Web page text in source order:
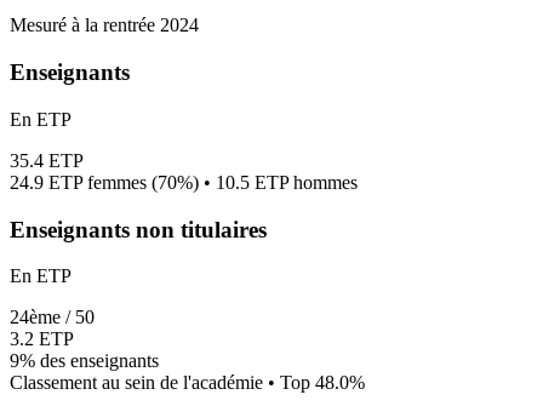
Mesuré à la rentrée 2024
Enseignants
En ETP
35.4 ETP
24.9 ETP femmes (70%) • 10.5 ETP hommes
Enseignants non titulaires
En ETP
24ème / 50
3.2 ETP
9% des enseignants
Classement au sein de l'académie • Top 48.0%